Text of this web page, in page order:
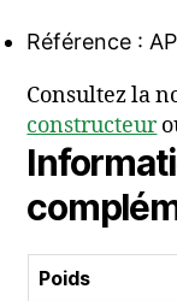
Référence :
Consultez la
constructeur
Poids